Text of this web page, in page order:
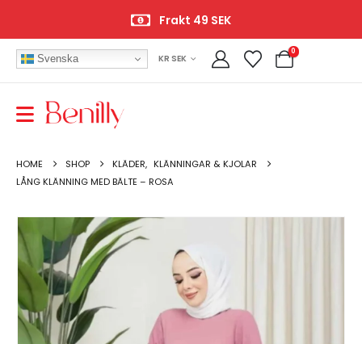
Frakt 49 SEK
Svenska KR SEK
0
HOME SHOP KLÄDER, KLÄNNINGAR & KJOLAR
LÅNG KLÄNNING MED BÄLTE – ROSA